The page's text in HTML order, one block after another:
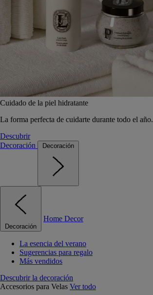
Cuidado de la piel hidratante
La forma perfecta de cuidarte durante todo el año.
Descubrir
Decoración
Decoración
Decoración
Home Decor
La esencia del verano
Sugerencias para regalo
Más vendidos
Descubrir la decoración
Accesorios para Velas Ver todo